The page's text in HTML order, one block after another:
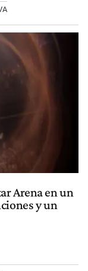
Arena en un
y un